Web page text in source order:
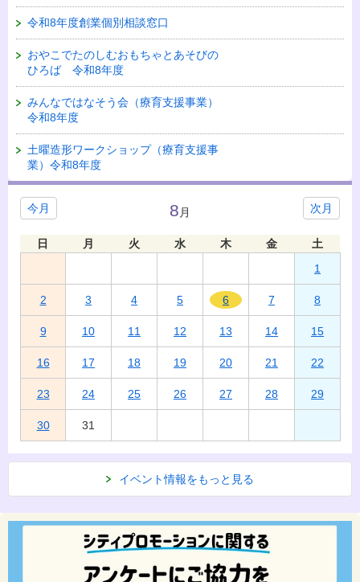
令和8年度創業個別相談窓口
おやこでたのしむおもちゃとあそびの
ひろば 令和8年度
みんなではなそう会（療育支援事業）
令和8年度
土曜造形ワークショップ（療育支援事
業）令和8年度
今月 次月
8 月
日 月 火 水 木 金
土
1
2 3 4 5 6 7 8
9 10 11 12 13 14 15
16 17 18 19 20 21 22
23 24 25 26 27 28 29
30 31
イベント情報をもっと見る